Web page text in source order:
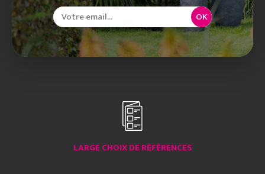
OK
LARGE CHOIX DE RÉFÉRENCES